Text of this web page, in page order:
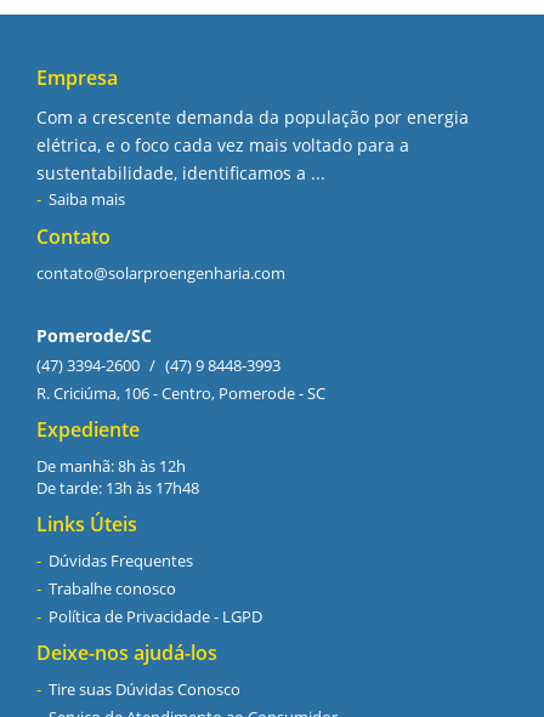
Empresa
Com a crescente demanda da população por energia
elétrica, e o foco cada vez mais voltado para a
sustentabilidade, identificamos a ...
Saiba mais
Contato
contato@solarproengenharia.com
Pomerode/SC
(47) 3394-2600 / (47) 9 8448-3993
R. Criciúma, 106 - Centro, Pomerode - SC
Expediente
De manhã: 8h às 12h
De tarde: 13h às 17h48
Links Úteis
Dúvidas Frequentes
Trabalhe conosco
Política de Privacidade - LGPD
Deixe-nos ajudá-los
Tire suas Dúvidas Conosco